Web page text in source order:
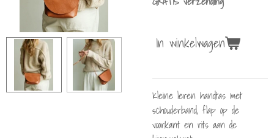
In winkelwagen
Kleine leren handtas met
schouderband, flap op de
voorkant en rits aan de